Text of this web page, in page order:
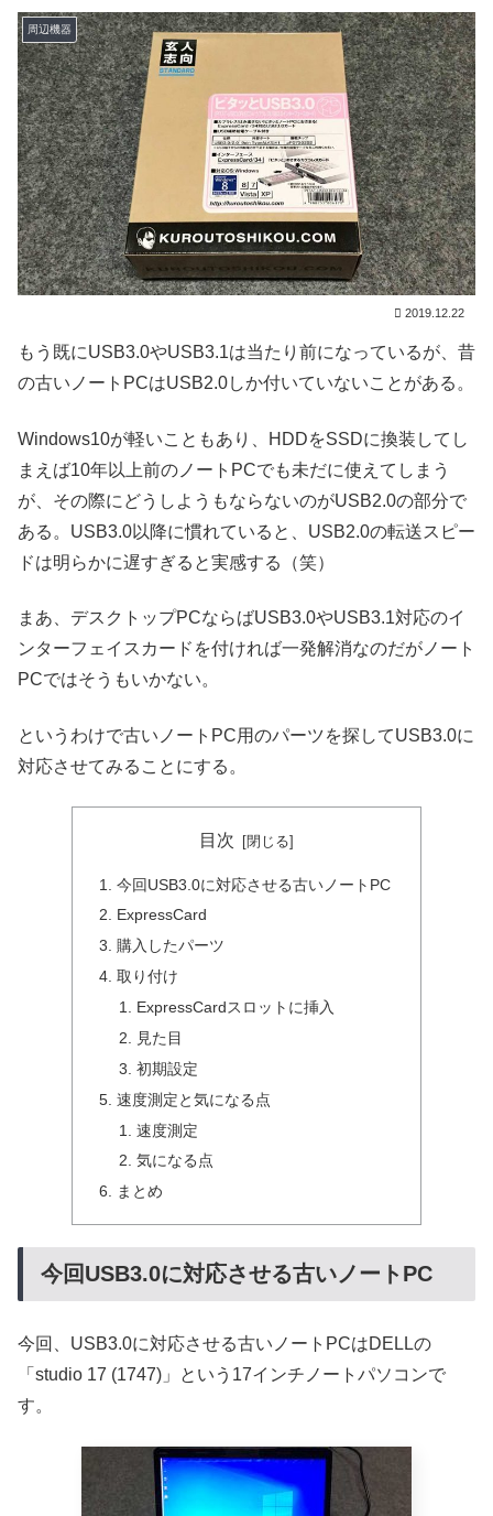
周辺機器
2019.12.22
もう既にUSB3.0やUSB3.1は当たり前になっているが、昔
の古いノートPCはUSB2.0しか付いていないことがある。
Windows10が軽いこともあり、HDDをSSDに換装してし
まえば10年以上前のノートPCでも未だに使えてしまう
が、その際にどうしようもならないのがUSB2.0の部分で
ある。USB3.0以降に慣れていると、USB2.0の転送スピー
ドは明らかに遅すぎると実感する（笑）
まあ、デスクトップPCならばUSB3.0やUSB3.1対応のイ
ンターフェイスカードを付ければ一発解消なのだがノート
PCではそうもいかない。
というわけで古いノートPC用のパーツを探してUSB3.0に
対応させてみることにする。
目次
今回USB3.0に対応させる古いノートPC
ExpressCard
購入したパーツ
取り付け
ExpressCardスロットに挿入
見た目
初期設定
速度測定と気になる点
速度測定
気になる点
まとめ
今回USB3.0に対応させる古いノートPC
今回、USB3.0に対応させる古いノートPCはDELLの
「studio 17 (1747)」という17インチノートパソコンで
す。